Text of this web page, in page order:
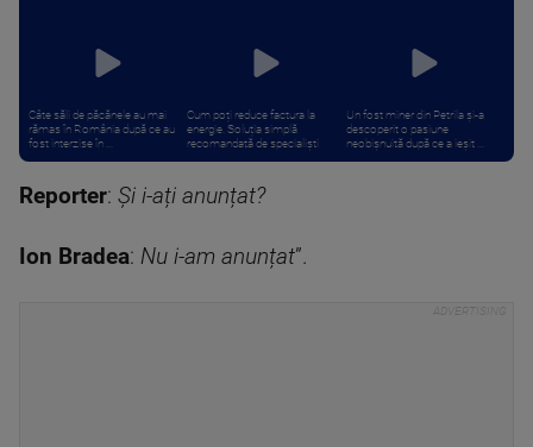
Câte săli de păcănele au mai
rămas în România după ce au
fost interzise în ...
Cum poți reduce factura la
energie. Soluția simplă
recomandată de specialiști
Un fost miner din Petrila și-a
descoperit o pasiune
neobișnuită după ce a ieșit ...
Reporter: Și i-ați anunțat?
Ion Bradea: Nu i-am anunțat”.